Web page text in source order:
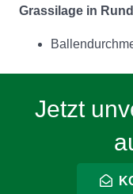
Grassilage in
Jetzt